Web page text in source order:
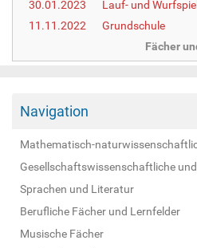
30.01.2023
Lauf- und Wurfspiel
11.11.2022
Grundschule
Fächer
Navigation
Mathematisch-
Gesellschaftswissenschaftliche
Sprachen und Literatur
Berufliche Fächer und Lernfelder
Musische Fächer